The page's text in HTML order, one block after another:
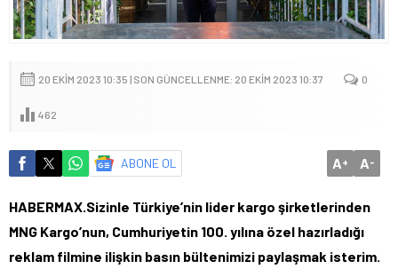
20 EKIM 2023 10:35 | SON GÜNCELLENME: 20 EKIM 2023 10:37 0
462
ABONE OL A+ A-
HABERMAX.Sizinle Türkiye’nin lider kargo şirketlerinden
MNG Kargo’nun, Cumhuriyetin 100. yılına özel hazırladığı
reklam filmine ilişkin basın bültenimizi paylaşmak isterim.